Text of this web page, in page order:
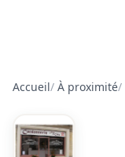
Accueil/ À proximité/